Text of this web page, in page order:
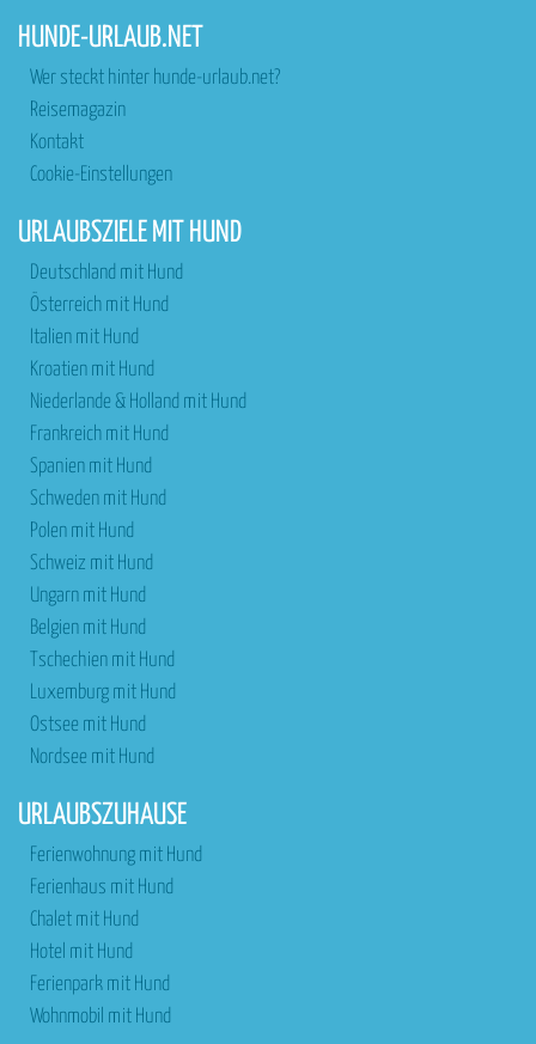
HUNDE-URLAUB.NET
Wer steckt hinter hunde-urlaub.net?
Reisemagazin
Kontakt
Cookie-Einstellungen
URLAUBSZIELE MIT HUND
Deutschland mit Hund
Österreich mit Hund
Italien mit Hund
Kroatien mit Hund
Niederlande & Holland mit Hund
Frankreich mit Hund
Spanien mit Hund
Schweden mit Hund
Polen mit Hund
Schweiz mit Hund
Ungarn mit Hund
Belgien mit Hund
Tschechien mit Hund
Luxemburg mit Hund
Ostsee mit Hund
Nordsee mit Hund
URLAUBSZUHAUSE
Ferienwohnung mit Hund
Ferienhaus mit Hund
Chalet mit Hund
Hotel mit Hund
Ferienpark mit Hund
Wohnmobil mit Hund